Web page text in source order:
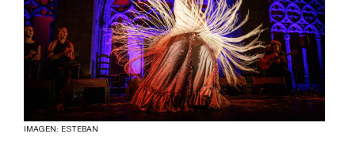
IMAGEN: ESTEBAN